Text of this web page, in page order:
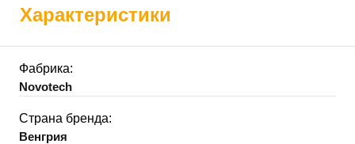
Характеристики
Фабрика:
Novotech
Страна бренда:
Венгрия